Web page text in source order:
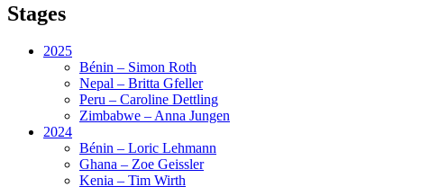
Stages
2025
Bénin – Simon Roth
Nepal – Britta Gfeller
Peru – Caroline Dettling
Zimbabwe – Anna Jungen
2024
Bénin – Loric Lehmann
Ghana – Zoe Geissler
Kenia – Tim Wirth